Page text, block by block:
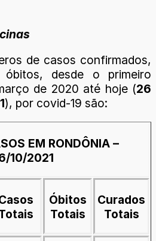
de casos confirmados,
desde o primeiro
de 2020 até hoje (26
), por covid-19 são:
EM RONDÔNIA –
10/2021
Óbitos
Totais
Curados
Totais